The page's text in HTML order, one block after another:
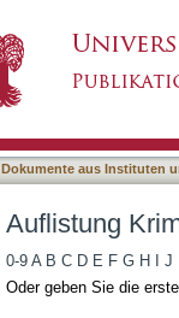
Dokumente aus Instituten
Auflistung
0-9 A B C D E F G H J
Oder geben Sie die